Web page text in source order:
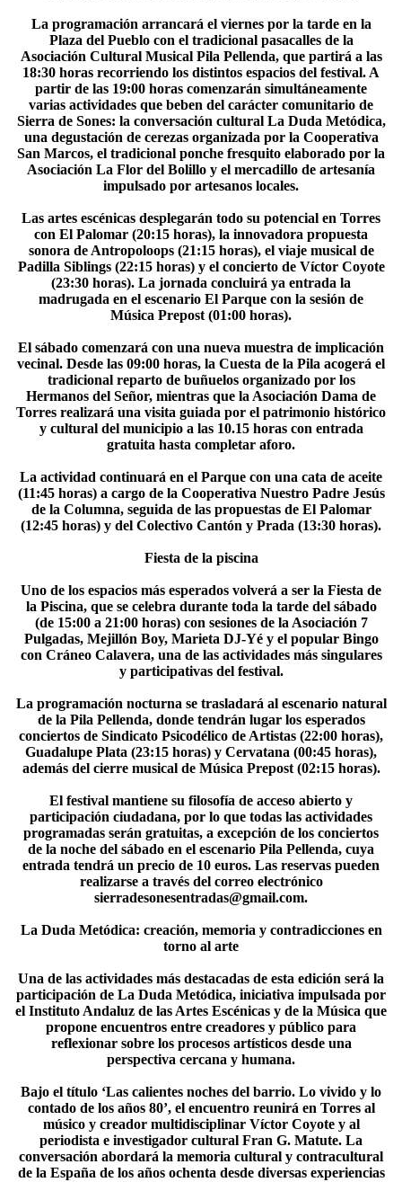
La programación arrancará el viernes por la tarde en la
Plaza del Pueblo con el tradicional pasacalles de la
Asociación Cultural Musical Pila Pellenda, que partirá a las
18:30 horas recorriendo los distintos espacios del festival. A
partir de las 19:00 horas comenzarán simultáneamente
varias actividades que beben del carácter comunitario de
Sierra de Sones: la conversación cultural La Duda Metódica,
una degustación de cerezas organizada por la Cooperativa
San Marcos, el tradicional ponche fresquito elaborado por la
Asociación La Flor del Bolillo y el mercadillo de artesanía
impulsado por artesanos locales.
Las artes escénicas desplegarán todo su potencial en Torres
con El Palomar (20:15 horas), la innovadora propuesta
sonora de Antropoloops (21:15 horas), el viaje musical de
Padilla Siblings (22:15 horas) y el concierto de Víctor Coyote
(23:30 horas). La jornada concluirá ya entrada la
madrugada en el escenario El Parque con la sesión de
Música Prepost (01:00 horas).
El sábado comenzará con una nueva muestra de implicación
vecinal. Desde las 09:00 horas, la Cuesta de la Pila acogerá el
tradicional reparto de buñuelos organizado por los
Hermanos del Señor, mientras que la Asociación Dama de
Torres realizará una visita guiada por el patrimonio histórico
y cultural del municipio a las 10.15 horas con entrada
gratuita hasta completar aforo.
La actividad continuará en el Parque con una cata de aceite
(11:45 horas) a cargo de la Cooperativa Nuestro Padre Jesús
de la Columna, seguida de las propuestas de El Palomar
(12:45 horas) y del Colectivo Cantón y Prada (13:30 horas).
Fiesta de la piscina
Uno de los espacios más esperados volverá a ser la Fiesta de
la Piscina, que se celebra durante toda la tarde del sábado
(de 15:00 a 21:00 horas) con sesiones de la Asociación 7
Pulgadas, Mejillón Boy, Marieta DJ-Yé y el popular Bingo
con Cráneo Calavera, una de las actividades más singulares
y participativas del festival.
La programación nocturna se trasladará al escenario natural
de la Pila Pellenda, donde tendrán lugar los esperados
conciertos de Sindicato Psicodélico de Artistas (22:00 horas),
Guadalupe Plata (23:15 horas) y Cervatana (00:45 horas),
además del cierre musical de Música Prepost (02:15 horas).
El festival mantiene su filosofía de acceso abierto y
participación ciudadana, por lo que todas las actividades
programadas serán gratuitas, a excepción de los conciertos
de la noche del sábado en el escenario Pila Pellenda, cuya
entrada tendrá un precio de 10 euros. Las reservas pueden
realizarse a través del correo electrónico
sierradesonesentradas@gmail.com.
La Duda Metódica: creación, memoria y contradicciones en
torno al arte
Una de las actividades más destacadas de esta edición será la
participación de La Duda Metódica, iniciativa impulsada por
el Instituto Andaluz de las Artes Escénicas y de la Música que
propone encuentros entre creadores y público para
reflexionar sobre los procesos artísticos desde una
perspectiva cercana y humana.
Bajo el título ‘Las calientes noches del barrio. Lo vivido y lo
contado de los años 80’, el encuentro reunirá en Torres al
músico y creador multidisciplinar Víctor Coyote y al
periodista e investigador cultural Fran G. Matute. La
conversación abordará la memoria cultural y contracultural
de la España de los años ochenta desde diversas experiencias